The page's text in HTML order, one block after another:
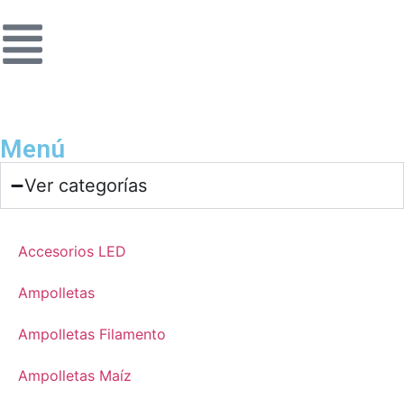
Menú
Ver categorías
Accesorios LED
Ampolletas
Ampolletas Filamento
Ampolletas Maíz